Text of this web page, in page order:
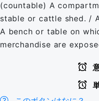
(countable) A
stable or cattle shed. /
A bench or table on
merchandise are